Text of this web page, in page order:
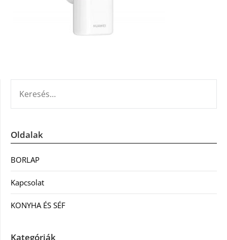
Oldalak
BORLAP
Kapcsolat
KONYHA ÉS SÉF
Kategóriák